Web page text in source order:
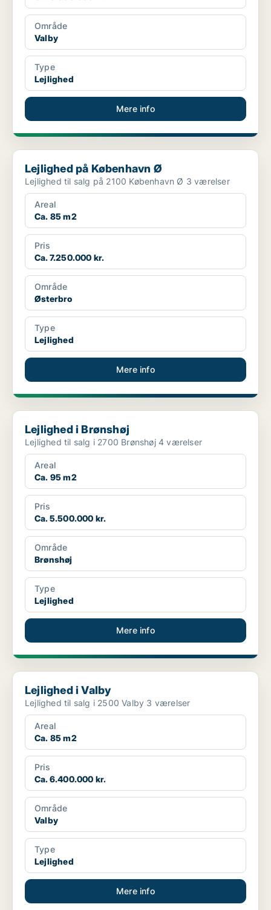
Område
Valby
Type
Lejlighed
Mere info
Lejlighed på København Ø
Lejlighed på København Ø
Lejlighed til salg på 2100 København Ø 3 værelser
Areal
Ca. 85 m2
Pris
Ca. 7.250.000 kr.
Område
Østerbro
Type
Lejlighed
Mere info
Lejlighed i Brønshøj
Lejlighed i Brønshøj
Lejlighed til salg i 2700 Brønshøj 4 værelser
Areal
Ca. 95 m2
Pris
Ca. 5.500.000 kr.
Område
Brønshøj
Type
Lejlighed
Mere info
Lejlighed i Valby
Lejlighed i Valby
Lejlighed til salg i 2500 Valby 3 værelser
Areal
Ca. 85 m2
Pris
Ca. 6.400.000 kr.
Område
Valby
Type
Lejlighed
Mere info